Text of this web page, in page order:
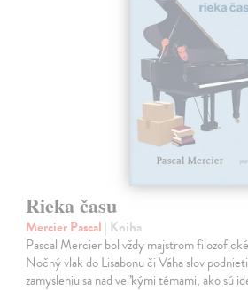
Rieka času
Mercier Pascal | Kniha
Pascal Mercier bol vždy majstrom
Nočný vlak do Lisabonu či Váha slov
zamysleniu sa nad veľkými témami, ako sú